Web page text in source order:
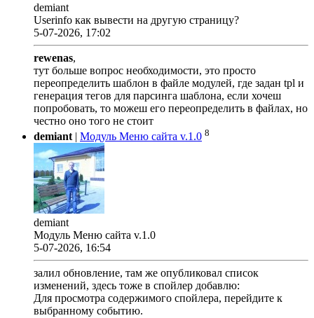
demiant
Userinfo как вывести на другую страницу?
5-07-2026, 17:02
rewenas,
тут больше вопрос необходимости, это просто
переопределить шаблон в файле модулей, где задан tpl и
генерация тегов для парсинга шаблона, если хочеш
попробовать, то можеш его переопределить в файлах, но
честно оно того не стоит
demiant | Модуль Меню сайта v.1.0 8
demiant
Модуль Меню сайта v.1.0
5-07-2026, 16:54
залил обновление, там же опубликовал список
изменений, здесь тоже в спойлер добавлю:
Для просмотра содержимого спойлера, перейдите к
выбранному событию.